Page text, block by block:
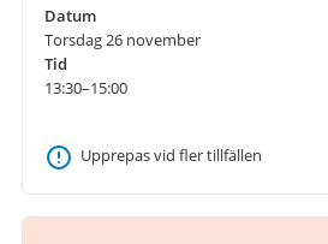
Datum
Torsdag 26 november
Tid
13:30–15:00
Upprepas vid fler tillfällen